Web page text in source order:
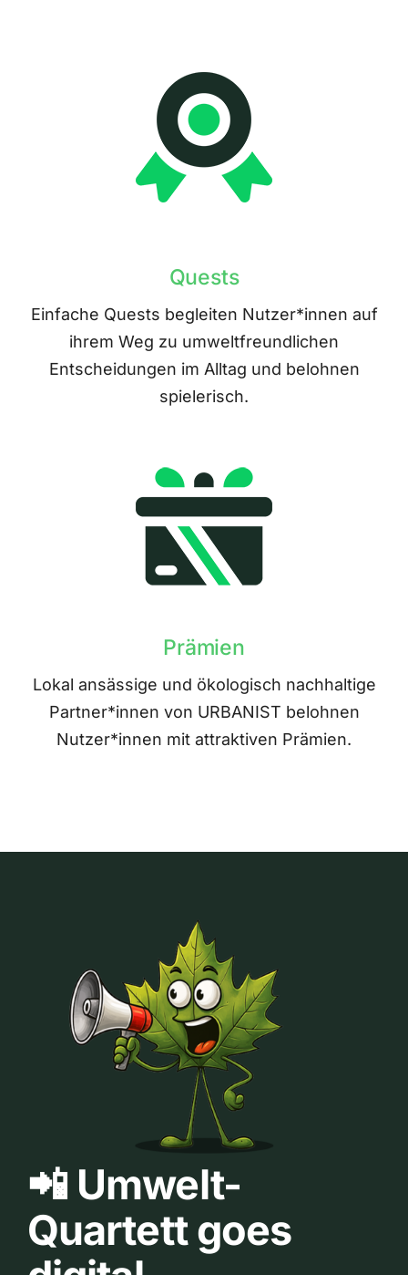
Quests
Einfache Quests begleiten Nutzer*innen auf
ihrem Weg zu umweltfreundlichen
Entscheidungen im Alltag und belohnen
spielerisch.
Prämien
Lokal ansässige und ökologisch nachhaltige
Partner*innen von URBANIST belohnen
Nutzer*innen mit attraktiven Prämien.
📲 Umwelt-
Quartett goes